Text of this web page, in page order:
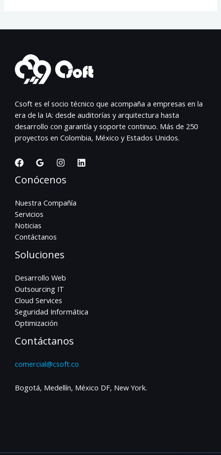
Csoft es el socio técnico que acompaña a empresas en la
era de la IA: desde auditorías y arquitectura hasta
desarrollo con garantía y soporte continuo. Más de 250
proyectos en Colombia, México y Estados Unidos.
Conócenos
Nuestra Compañía
Servicios
Noticias
Contáctanos
Soluciones
Desarrollo Web
Outsourcing IT
Cloud Services
Seguridad Informática
Optimización
Contáctanos
comercial@csoft.co
Bogotá, Medellín, México DF, New York.